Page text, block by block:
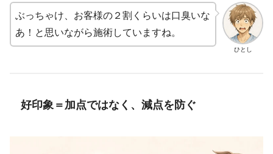
ひとし
ぶっちゃけ、お客様の２割くらいは口臭いな
あ！と思いながら施術していますね。
好印象＝加点ではなく、減点を防ぐ